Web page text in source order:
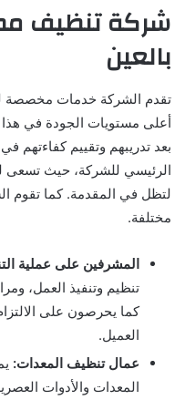
شركة تنظيف
بالعين
تقدم الشركة خدمات مخصصة
أعلى مستويات الجودة في
بعد تدريبهم وتقييم كفاءتهم
الرئيسي للشركة، حيث تسعى
لتظل في المقدمة. كما تقوم
مختلفة.
المشرفين على عملية
تنظيم وتنفيذ العمل،
كما يحرصون على
العميل.
عمال تنظيف المعدات:
المعدات والأدوات